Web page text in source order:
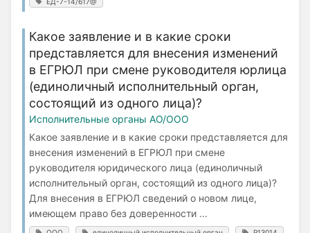
Какое заявление и в какие сроки
представляется для внесения изменений
в ЕГРЮЛ при смене руководителя юрлица
(единоличный исполнительный орган,
состоящий из одного лица)?
Исполнительные органы АО/ООО
Какое заявление и в какие сроки представляется для
внесения изменений в ЕГРЮЛ при смене
руководителя юридического лица (единоличный
исполнительный орган, состоящий из одного лица)?
Для внесения в ЕГРЮЛ сведений о новом лице,
имеющем право без доверенности ...